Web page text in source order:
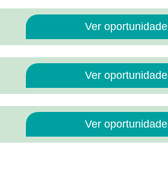
Ver oportunidade
Ver oportunidade
Ver oportunidade